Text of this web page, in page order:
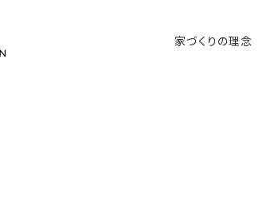
家づくりの理念